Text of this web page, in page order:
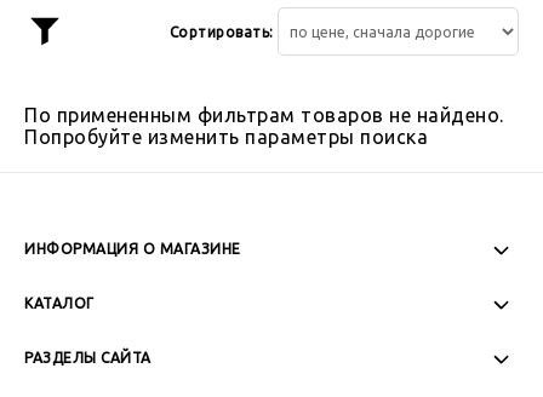
Сортировать:
По примененным фильтрам товаров не найдено.
Попробуйте изменить параметры поиска
ИНФОРМАЦИЯ О МАГАЗИНЕ
Сб-Вс: Выходной
КАТАЛОГ
РАЗДЕЛЫ САЙТА